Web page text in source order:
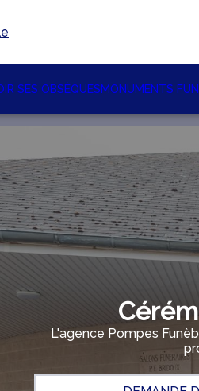
SES OBSÈQUESMONUMENTS
L'agence Pompes